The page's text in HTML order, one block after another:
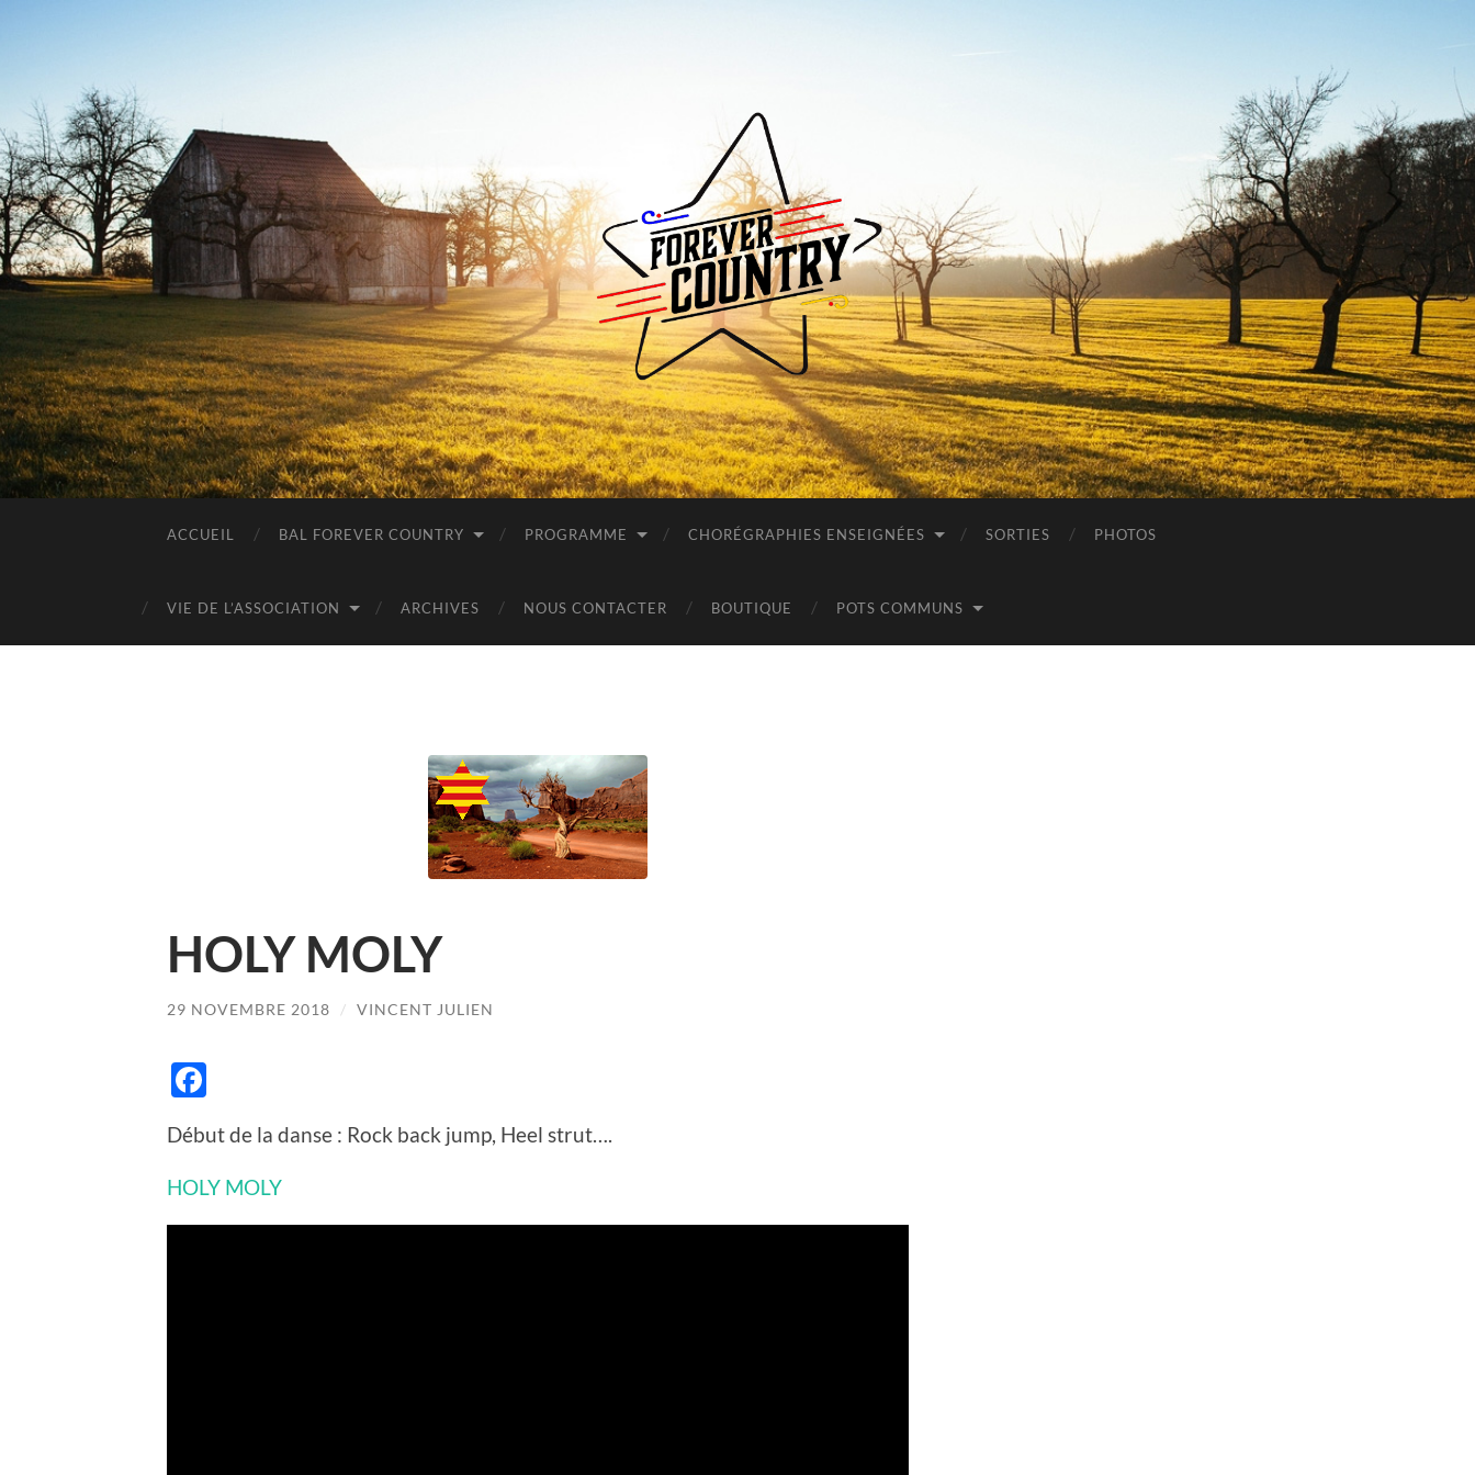
Forever
Country
ACCUEIL BAL FOREVER COUNTRY PROGRAMME CHORÉGRAPHIES ENSEIGNÉES SORTIES PHOTOS
VIE DE L’ASSOCIATION ARCHIVES NOUS CONTACTER BOUTIQUE POTS COMMUNS
HOLY MOLY
29 NOVEMBRE 2018 / VINCENT JULIEN
Début de la danse : Rock back jump, Heel strut….
HOLY MOLY